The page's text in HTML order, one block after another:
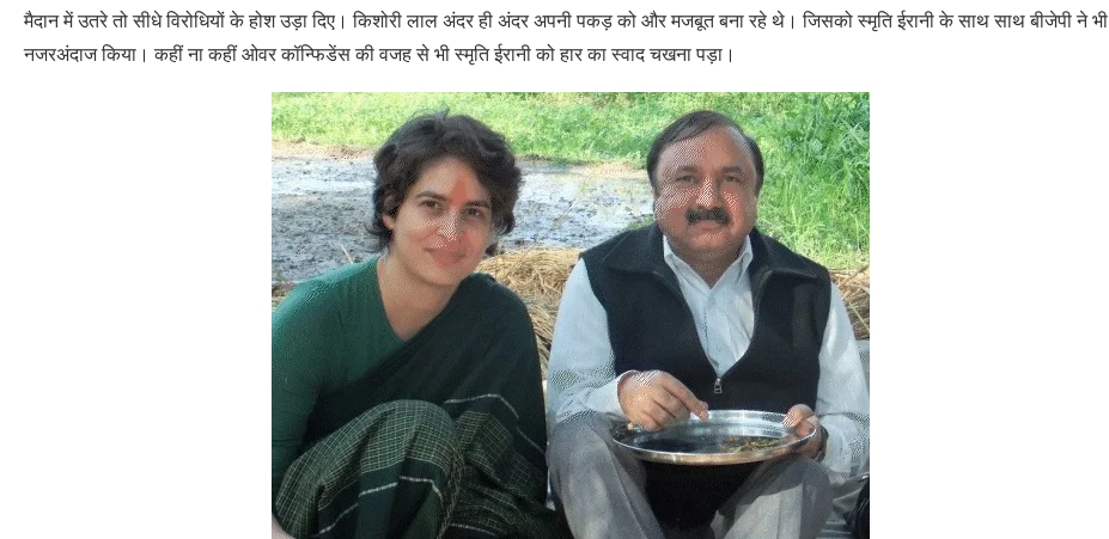
मैदान में उतरे तो सीधे विरोधियों के होश उड़ा दिए। किशोरी लाल अंदर ही अंदर अपनी पकड़ को और मजबूत बना रहे थे। जिसको स्मृति ईरानी के साथ साथ बीजेपी ने भी
नजरअंदाज किया। कहीं ना कहीं ओवर कॉन्फिडेंस की वजह से भी स्मृति ईरानी को हार का स्वाद चखना पड़ा।